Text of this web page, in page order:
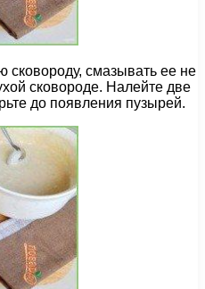
сковороду, смазывать ее не
сковороде. Налейте две
до появления пузырей.